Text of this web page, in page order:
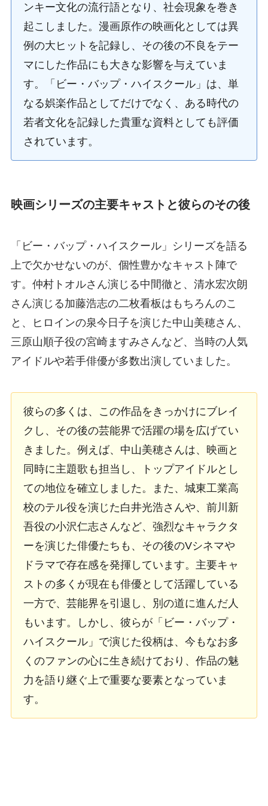
ンキー文化の流行語となり、社会現象を巻き
起こしました。漫画原作の映画化としては異
例の大ヒットを記録し、その後の不良をテー
マにした作品にも大きな影響を与えていま
す。「ビー・バップ・ハイスクール」は、単
なる娯楽作品としてだけでなく、ある時代の
若者文化を記録した貴重な資料としても評価
されています。
映画シリーズの主要キャストと彼らのその後
「ビー・バップ・ハイスクール」シリーズを語る
上で欠かせないのが、個性豊かなキャスト陣で
す。仲村トオルさん演じる中間徹と、清水宏次朗
さん演じる加藤浩志の二枚看板はもちろんのこ
と、ヒロインの泉今日子を演じた中山美穂さん、
三原山順子役の宮崎ますみさんなど、当時の人気
アイドルや若手俳優が多数出演していました。
彼らの多くは、この作品をきっかけにブレイ
クし、その後の芸能界で活躍の場を広げてい
きました。例えば、中山美穂さんは、映画と
同時に主題歌も担当し、トップアイドルとし
ての地位を確立しました。また、城東工業高
校のテル役を演じた白井光浩さんや、前川新
吾役の小沢仁志さんなど、強烈なキャラクタ
ーを演じた俳優たちも、その後のVシネマや
ドラマで存在感を発揮しています。主要キャ
ストの多くが現在も俳優として活躍している
一方で、芸能界を引退し、別の道に進んだ人
もいます。しかし、彼らが「ビー・バップ・
ハイスクール」で演じた役柄は、今もなお多
くのファンの心に生き続けており、作品の魅
力を語り継ぐ上で重要な要素となっていま
す。